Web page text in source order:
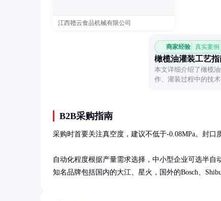
江西赣云食品机械有限公司
商家经验 真实案例
橄榄油灌装工艺指
本文详细介绍了橄榄
作、灌装过程中的技
B2B采购指南
采购时首要关注真空度，建议不低于-0.08MPa。封口
自动化程度根据产量需求选择，中小型企业可选半自
知名品牌包括国内的大江、星火，国外的Bosch、